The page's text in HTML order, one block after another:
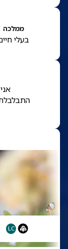
ממלכה
בעלי
LC